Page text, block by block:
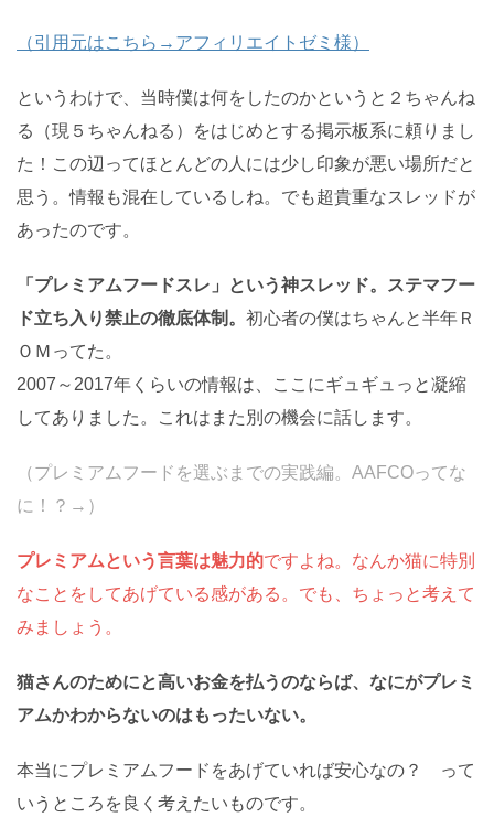
（引用元はこちら→アフィリエイトゼミ様）
というわけで、当時僕は何をしたのかというと２ちゃんね
る（現５ちゃんねる）をはじめとする掲示板系に頼りまし
た！この辺ってほとんどの人には少し印象が悪い場所だと
思う。情報も混在しているしね。でも超貴重なスレッドが
あったのです。
「プレミアムフードスレ」という神スレッド。ステマフー
ド立ち入り禁止の徹底体制。 初心者の僕はちゃんと半年Ｒ
ＯＭってた。
2007～2017年くらいの情報は、ここにギュギュっと凝縮
してありました。これはまた別の機会に話します。
（プレミアムフードを選ぶまでの実践編。AAFCOってな
に！？→）
プレミアムという言葉は魅力的ですよね。なんか猫に特別
なことをしてあげている感がある。でも、ちょっと考えて
みましょう。
猫さんのためにと高いお金を払うのならば、なにがプレミ
アムかわからないのはもったいない。
本当にプレミアムフードをあげていれば安心なの？ って
いうところを良く考えたいものです。